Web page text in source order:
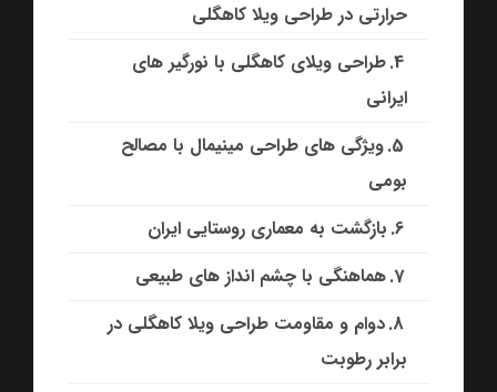
حرارتی در طراحی ویلا کاهگلی
طراحی ویلای کاهگلی با نورگیر های
ایرانی
ویژگی های طراحی مینیمال با مصالح
بومی
بازگشت به معماری روستایی ایران
هماهنگی با چشم انداز های طبیعی
دوام و مقاومت طراحی ویلا کاهگلی در
برابر رطوبت